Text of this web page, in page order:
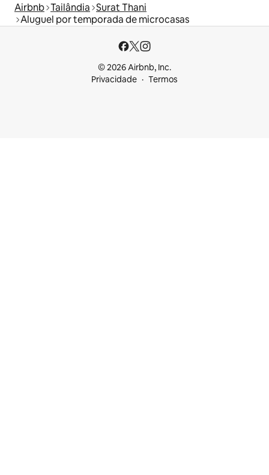
Airbnb Tailândia Surat Thani
Aluguel por temporada de microcasas
© 2026 Airbnb, Inc.
Privacidade
Termos